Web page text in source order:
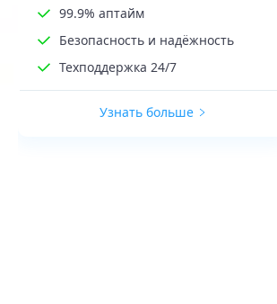
99.9% аптайм
Безопасность и надёжность
Техподдержка 24/7
Узнать больше